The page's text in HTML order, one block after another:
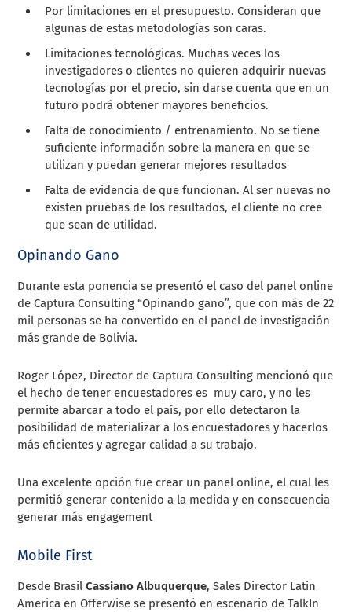
Por limitaciones en el presupuesto. Consideran que
algunas de estas metodologías son caras.
Limitaciones tecnológicas. Muchas veces los
investigadores o clientes no quieren adquirir nuevas
tecnologías por el precio, sin darse cuenta que en un
futuro podrá obtener mayores beneficios.
Falta de conocimiento / entrenamiento. No se tiene
suficiente información sobre la manera en que se
utilizan y puedan generar mejores resultados
Falta de evidencia de que funcionan. Al ser nuevas no
existen pruebas de los resultados, el cliente no cree
que sean de utilidad.
Opinando Gano
Durante esta ponencia se presentó el caso del panel online
de Captura Consulting “Opinando gano”, que con más de 22
mil personas se ha convertido en el panel de investigación
más grande de Bolivia.
Roger López, Director de Captura Consulting mencionó que
el hecho detener encuestadores es muy caro, y no les
permite abarcar a todo el país, por ello detectaron la
posibilidad de materializar a los encuestadores y hacerlos
más eficientes y agregar calidad a su trabajo.
Una excelente opción fue crear un panel online, el cual les
permitió generar contenido a la medida y en consecuencia
generar más engagement
Mobile First
Desde BrasilCassiano Albuquerque, Sales Director Latin
America en Offerwise se presentó en escenario de TalkIn